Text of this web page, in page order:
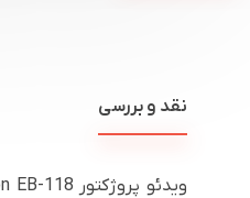
نقد و بررسی